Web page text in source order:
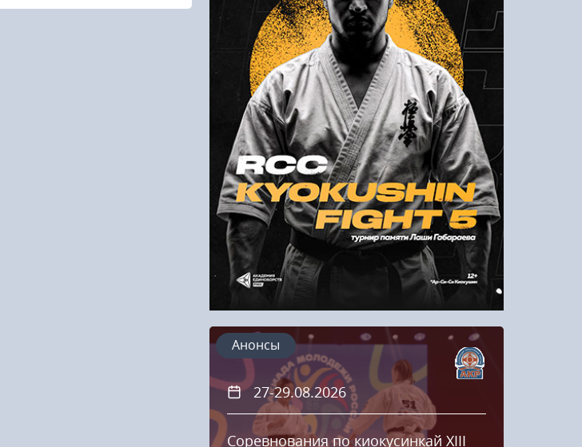
Пароль
Войти
Напомнить пароль
Регистрация
27-29.08.2026
Соревнования по киокусинкай XIII
Анонсы